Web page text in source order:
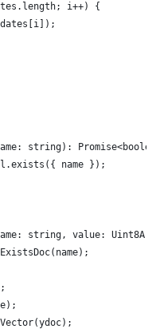
i++) {
string):
name });
string, value: